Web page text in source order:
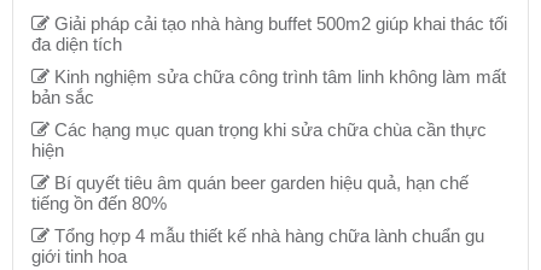
Giải pháp cải tạo nhà hàng buffet 500m2 giúp khai thác tối
đa diện tích
Kinh nghiệm sửa chữa công trình tâm linh không làm mất
bản sắc
Các hạng mục quan trọng khi sửa chữa chùa cần thực
hiện
Bí quyết tiêu âm quán beer garden hiệu quả, hạn chế
tiếng ồn đến 80%
Tổng hợp 4 mẫu thiết kế nhà hàng chữa lành chuẩn gu
giới tinh hoa